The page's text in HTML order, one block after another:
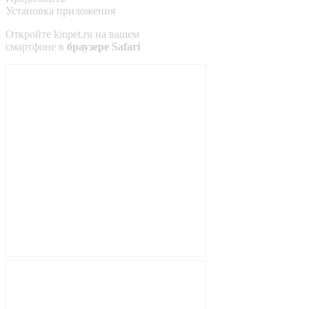
Установка приложения
Откройте kinpet.ru на вашем
смартфоне в браузере Safari